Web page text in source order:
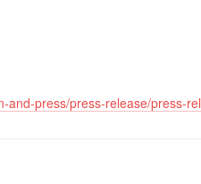
and-press/press-release/press-